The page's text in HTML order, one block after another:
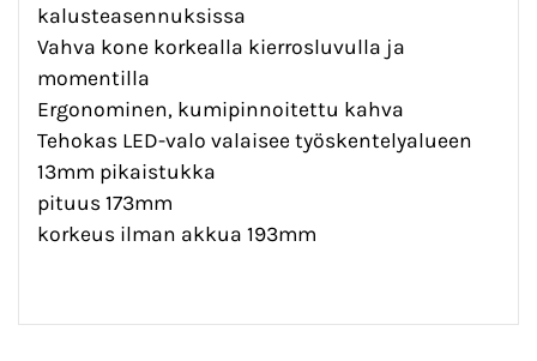
kalusteasennuksissa
Vahva kone korkealla kierrosluvulla ja
momentilla
Ergonominen, kumipinnoitettu kahva
Tehokas LED-valo valaisee työskentelyalueen
13mm pikaistukka
pituus 173mm
korkeus ilman akkua 193mm